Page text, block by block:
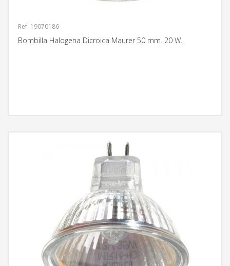
Ref: 19070186
Bombilla Halogena Dicroica Maurer 50 mm. 20 W.